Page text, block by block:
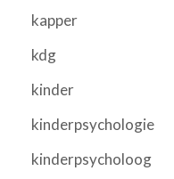
kapper
kdg
kinder
kinderpsychologie
kinderpsycholoog